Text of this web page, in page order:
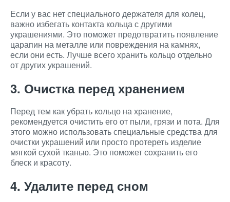
Если у вас нет специального держателя для колец,
важно избегать контакта кольца с другими
украшениями. Это поможет предотвратить появление
царапин на металле или повреждения на камнях,
если они есть. Лучше всего хранить кольцо отдельно
от других украшений.
3. Очистка перед хранением
Перед тем как убрать кольцо на хранение,
рекомендуется очистить его от пыли, грязи и пота. Для
этого можно использовать специальные средства для
очистки украшений или просто протереть изделие
мягкой сухой тканью. Это поможет сохранить его
блеск и красоту.
4. Удалите перед сном